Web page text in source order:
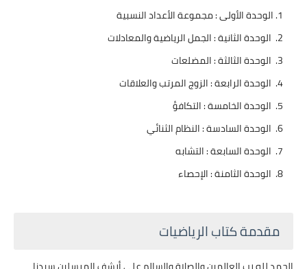
الوحدة الأولى : مجموعة الأعداد النسبية
الوحدة الثانية : الجمل الرياضية والمعادلات
الوحدة الثالثة : المضلعات
الوحدة الرابعة : الزوج المرتب والعلاقات
الوحدة الخامسة : التكافؤ
الوحدة السادسة : النظام الثنائي
الوحدة السابعة : التشابه
الوحدة الثامنة : الإحصاء
مقدمة كتاب الرياضيات